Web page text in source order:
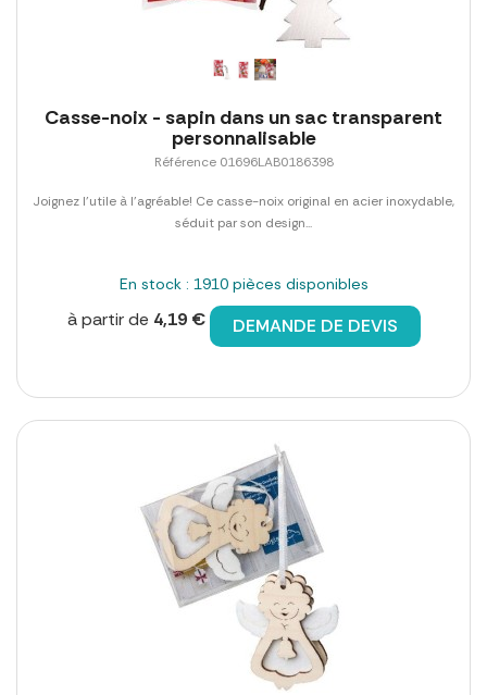
Casse-noix - sapin dans un sac transparent
personnalisable
Référence 01696LAB0186398
Joignez l'utile à l'agréable! Ce casse-noix original en acier inoxydable,
séduit par son design...
En stock : 1910 pièces disponibles
à partir de 4,19 € DEMANDE DE DEVIS